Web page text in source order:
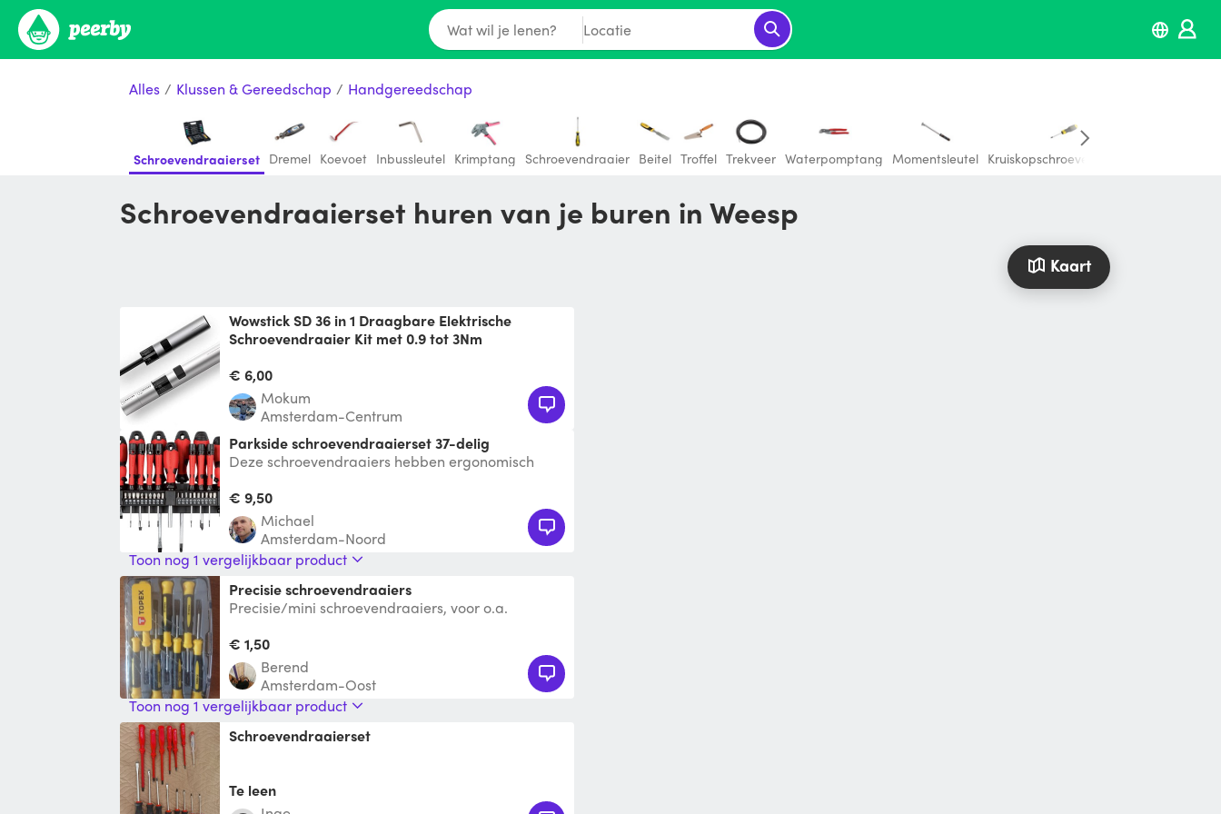
Wat wil je lenen? Locatie
Alles / Klussen & Gereedschap / Handgereedschap
Schroevendraaierset Dremel Koevoet Inbussleutel Krimptang Schroevendraaier Beitel Troffel Trekveer Waterpomptang Momentsleutel Kruiskopschroevendraaier
Schroevendraaierset huren van je buren in Weesp
Kaart
Wowstick SD 36 in 1 Draagbare Elektrische
Schroevendraaier Kit met 0.9 tot 3Nm
Handleiding&Auto power Schroevendraaier Kit Dit
is een innovatieve d
€ 6,00
Mokum
Amsterdam-Centrum
Parkside schroevendraaierset 37-delig
Deze schroevendraaiers hebben ergonomisch
Alle schroeve
€ 9,50
Michael
Amsterdam-Noord
Toon nog 1 vergelijkbaar product
Precisie schroevendraaiers
Precisie/mini schroevendraaiers, voor o.a.
€ 1,50
Berend
Amsterdam-Oost
Toon nog 1 vergelijkbaar product
schroevendraaierset
Te leen